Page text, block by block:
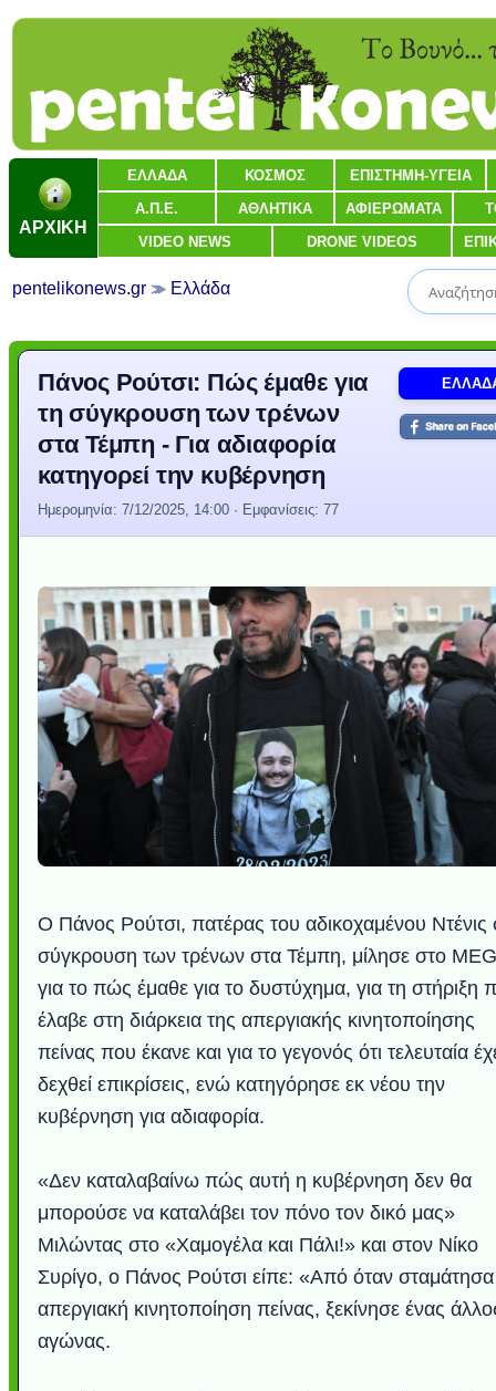
ΑΡΧΙΚΗ
ΕΛΛΑΔΑ ΚΟΣΜΟΣ ΕΠΙΣΤΗΜΗ-ΥΓΕΙΑ
Α.Π.Ε. ΑΘΛΗΤΙΚΑ ΑΦΙΕΡΩΜΑΤΑ
VIDEO NEWS DRONE VIDEOS
pentelikonews.gr Ελλάδα
Πάνος Ρούτσι: Πώς έμαθε για
τη σύγκρουση των τρένων
στα Τέμπη - Για αδιαφορία
κατηγορεί την κυβέρνηση
Ημερομηνία: 7/12/2025, 14:00 · Εμφανίσεις: 77
Ο Πάνος Ρούτσι, πατέρας του αδικοχαμένου Ντένις
σύγκρουση των τρένων στα Τέμπη, μίλησε στο
για το πώς έμαθε για το δυστύχημα, για τη στήριξη
έλαβε στη διάρκεια της απεργιακής κινητοποίησης
πείνας που έκανε και για το γεγονός ότι τελευταία
δεχθεί επικρίσεις, ενώ κατηγόρησε εκ νέου την
κυβέρνηση για αδιαφορία.
«Δεν καταλαβαίνω πώς αυτή η κυβέρνηση δεν θα
μπορούσε να καταλάβει τον πόνο τον δικό μας»
Μιλώντας στο «Χαμογέλα και Πάλι!» και στον Νίκο
Συρίγο, ο Πάνος Ρούτσι είπε: «Από όταν σταμάτησα
απεργιακή κινητοποίηση πείνας, ξεκίνησε ένας
αγώνας.
Μουσική από
Video:
καταιγίδα
Εντυπωσιακές
από
Abbey,Ταϊτή
Υποθαλάσσιο
στην
Η νέα
Αθήνας από το
που κάνει το
Ο Κομήτης του
φωτίσει τη Γη
κι απ' το
Συγκινητικό
λεοπάρδαλη
μωρό
Alesund: Μια
Νορβηγία που
Η γάτα και το